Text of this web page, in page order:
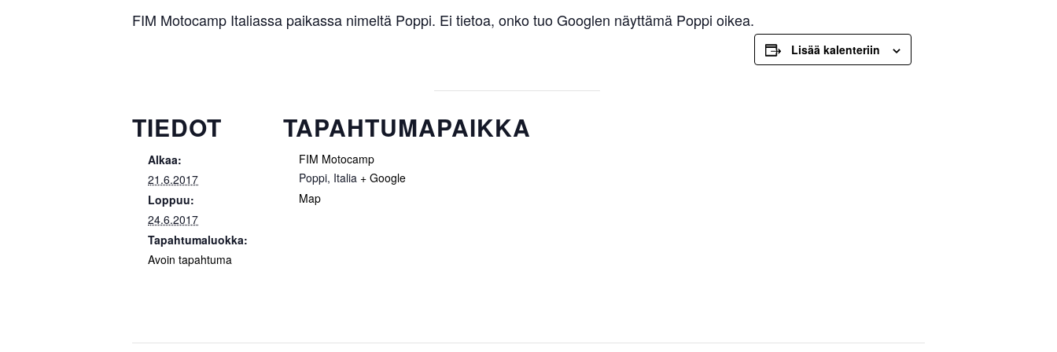
FIM Motocamp Italiassa paikassa nimeltä Poppi. Ei tietoa, onko tuo Googlen näyttämä Poppi oikea.
Lisää kalenteriin
TIEDOT
Alkaa:
21.6.2017
Loppuu:
24.6.2017
Tapahtumaluokka:
Avoin tapahtuma
TAPAHTUMAPAIKKA
FIM Motocamp
Poppi, Italia + Google
Map